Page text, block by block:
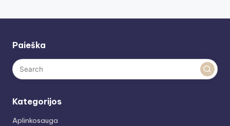
Paieška
Kategorijos
Aplinkosauga